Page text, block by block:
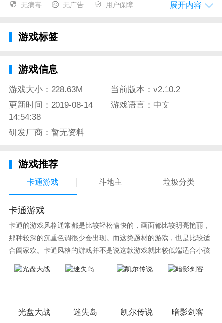
废土行动游戏评测：
型，一人一狗闯荡荒芜世界更满足许多玩家的探索欲，
的探索，其中自然涵盖了许多危险与未知，唯有放慢心
态，利用智谋与资源方能悟道求生真谛。
无病毒 无广告 用户保障 展开内容
游戏标签
游戏信息
游戏大小：228.63M
当前版本：v2.10.2
更新时间：2019-08-14
14:54:38
游戏语言：中文
研发厂商：暂无资料
游戏推荐
卡通游戏 斗地主 垃圾分类
卡通游戏
卡通的游戏风格通常都是比较轻松愉快的，画面都比较明亮艳丽，
那种较深的沉重色调很少会出现。而这类题材的游戏，也是比较适
合阖家欢。卡通风格的游戏并不是说这款游戏就比较低端适合小孩
子玩，因为很多游戏厂商会故意把游戏中添加进入卡通元素，这也
可以说是一种勾起大家兴趣的手段！身边有好友能够在一起游戏的
光盘大战 迷失岛 凯尔传说 暗影剑客